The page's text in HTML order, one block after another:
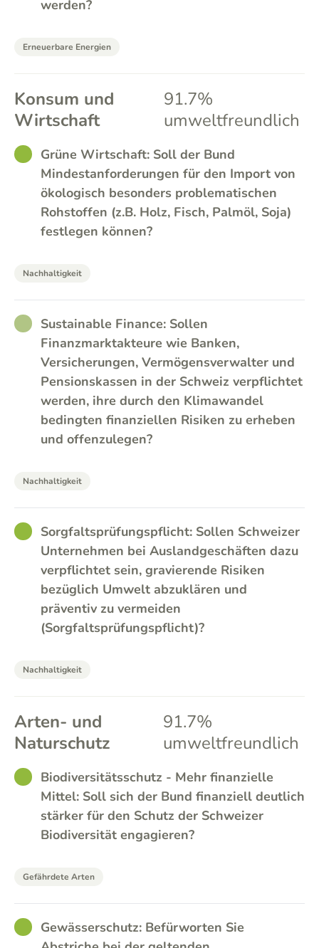
werden?
Erneuerbare Energien
Konsum und
Wirtschaft
91.7%
umweltfreundlich
GOODGrüne Wirtschaft: Soll der Bund
Mindestanforderungen für den Import von
ökologisch besonders problematischen
Rohstoffen (z.B. Holz, Fisch, Palmöl, Soja)
festlegen können?
Nachhaltigkeit
RATHER_GOOD
Sustainable Finance: Sollen
Finanzmarktakteure wie Banken,
Versicherungen, Vermögensverwalter und
Pensionskassen in der Schweiz verpflichtet
werden, ihre durch den Klimawandel
bedingten finanziellen Risiken zu erheben
und offenzulegen?
Nachhaltigkeit
GOODSorgfaltsprüfungspflicht: Sollen Schweizer
Unternehmen bei Auslandgeschäften dazu
verpflichtet sein, gravierende Risiken
bezüglich Umwelt abzuklären und
präventiv zu vermeiden
(Sorgfaltsprüfungspflicht)?
Nachhaltigkeit
Arten- und
Naturschutz
91.7%
umweltfreundlich
GOODBiodiversitätsschutz - Mehr finanzielle
Mittel: Soll sich der Bund finanziell deutlich
stärker für den Schutz der Schweizer
Biodiversität engagieren?
Gefährdete Arten
GOODGewässerschutz: Befürworten Sie